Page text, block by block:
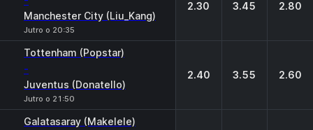
Manchester City (Liu_Kang)
Jutro o 20:35
2.30 3.45 2.80
Tottenham (Popstar)
-
Juventus (Donatello)
Jutro o 21:50
2.40 3.55 2.60
Galatasaray (Makelele)